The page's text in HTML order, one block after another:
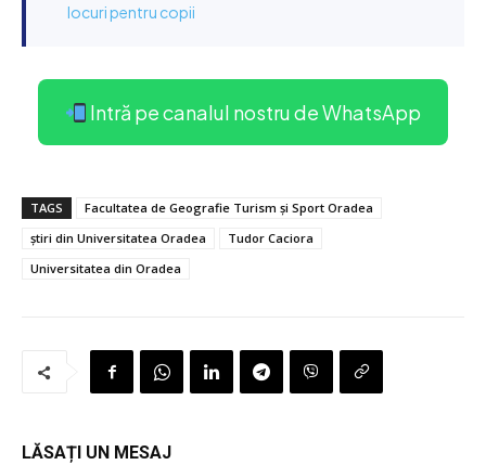
locuri pentru copii
Intră pe canalul nostru de WhatsApp
TAGS
Facultatea de Geografie Turism și Sport Oradea
știri din Universitatea Oradea
Tudor Caciora
Universitatea din Oradea
LĂSAȚI UN MESAJ